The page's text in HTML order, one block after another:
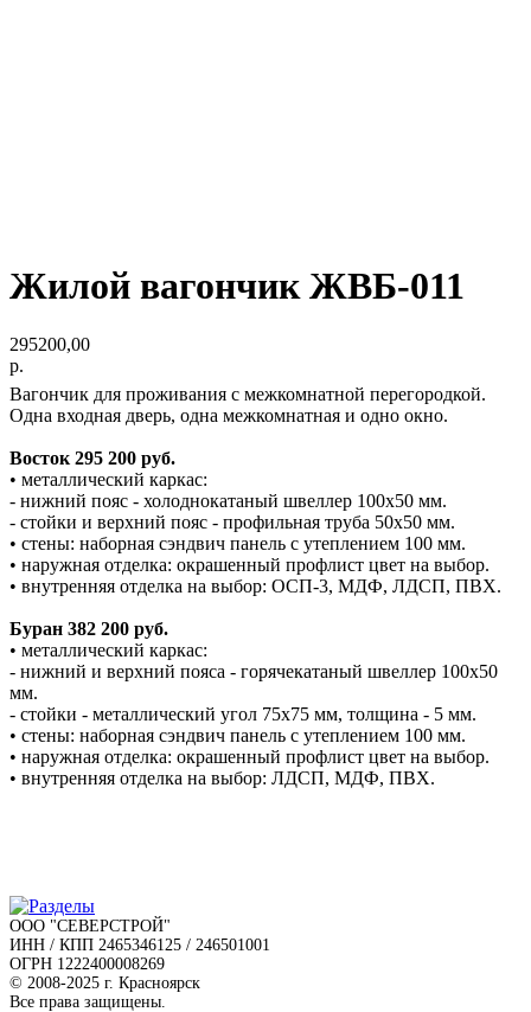
Жилой вагончик ЖВБ-011
295200,00
р.
Вагончик для проживания с межкомнатной перегородкой.
Одна входная дверь, одна межкомнатная и одно окно.
Восток 295 200 руб.
• металлический каркас:
- нижний пояс - холоднокатаный швеллер 100х50 мм.
- стойки и верхний пояс - профильная труба 50х50 мм.
• стены: наборная сэндвич панель с утеплением 100 мм.
• наружная отделка: окрашенный профлист цвет на выбор.
• внутренняя отделка на выбор: ОСП-3, МДФ, ЛДСП, ПВХ.
Буран 382 200 руб.
• металлический каркас:
- нижний и верхний пояса - горячекатаный швеллер 100х50
мм.
- стойки - металлический угол 75х75 мм, толщина - 5 мм.
• стены: наборная сэндвич панель с утеплением 100 мм.
• наружная отделка: окрашенный профлист цвет на выбор.
• внутренняя отделка на выбор: ЛДСП, МДФ, ПВХ.
ООО "СЕВЕРСТРОЙ"
ИНН / КПП 2465346125 / 246501001
ОГРН 1222400008269
© 2008-2025 г. Красноярск
Все права защищены.